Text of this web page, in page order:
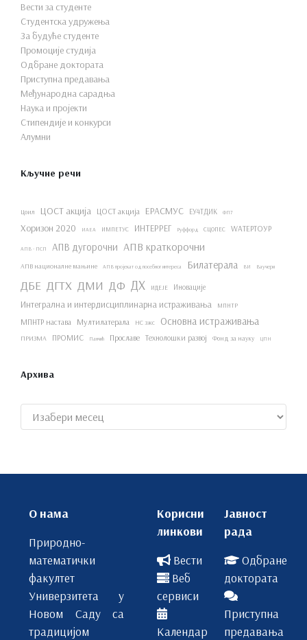
Вести за студенте
Студентска удружења
За будуће студенте
Промоције студија
Одбране доктората
Приступна предавања
Међународна сарадња
Наука и пројекти
Стипендије и конкурси
Алумни
Кључне речи
Цоил ЦОСТ акција ЦОСТ акција ЕРАСМУС ЕУ4ТДИК ФП7
Хоризон 2020 ИАЕА ИМПЕТУС ИНТЕРРЕГ Руффорд СЦОПЕС WАТЕРТОУР
АПВ - ПСП АПВ дугорочни АПВ краткорочни
АПВ националне мањине АПВ пројекат од посебног интереса Билатерала ВИ Ваучери
ДБЕ ДГТХ ДМИ ДФ ДХ ИДЕЈЕ Иновације
Интегрална и интердисциплинарна истраживања МПНТР
МПНТР настава Мултилатерала НС зжс Основна истраживања
ПРИЗМА ПРОМИС Панчић Прославе Технолошки развој Фонд за науку ЦПН
Архива
О нама
Природно-
математички
факултет
Универзитета у
Новом Саду са
традицијом
Корисни
линкови
Вести
Веб
сервиси
Календар
Јавност
рада
Одбране
доктората
Приступна
предавања